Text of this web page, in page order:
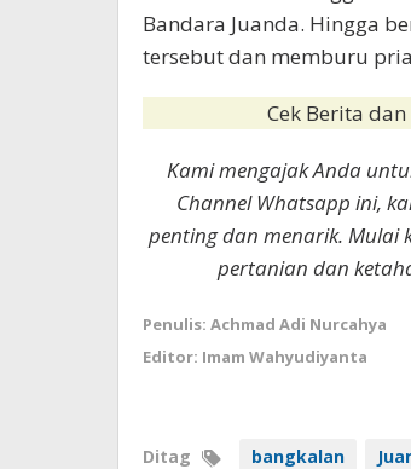
Bandara Juanda. Hingga
tersebut dan memburu
Cek Berita
Kami mengajak Anda
Channel Whatsapp ini,
penting dan menarik. Mulai
pertanian dan
Penulis: Achmad Adi Nurcahya
Editor: Imam Wahyudiyanta
Ditag bangkalan